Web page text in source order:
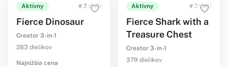
Aktívny # 31379
Fierce Dinosaur
Creator 3-in-1
283 dielikov
Najnižšia cena
Aktívny # 31381
Fierce Shark with a
Treasure Chest
Creator 3-in-1
379 dielikov